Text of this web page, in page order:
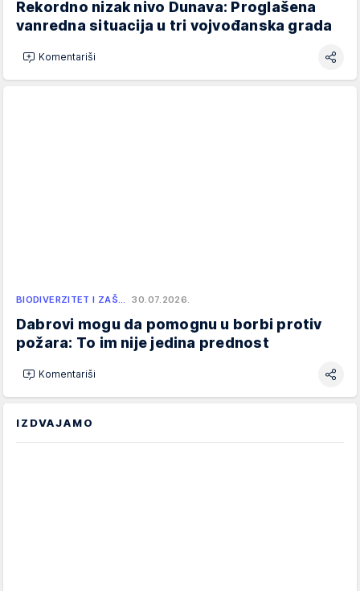
Rekordno nizak nivo Dunava: Proglašena
vanredna situacija u tri vojvođanska grada
Komentariši
BIODIVERZITET I ZAŠ… 30.07.2026.
Dabrovi mogu da pomognu u borbi protiv
požara: To im nije jedina prednost
Komentariši
IZDVAJAMO